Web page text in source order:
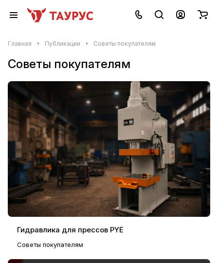
Главная Публикации Советы покупателям
Советы покупателям
Гидравлика для прессов PYE
Советы покупателям